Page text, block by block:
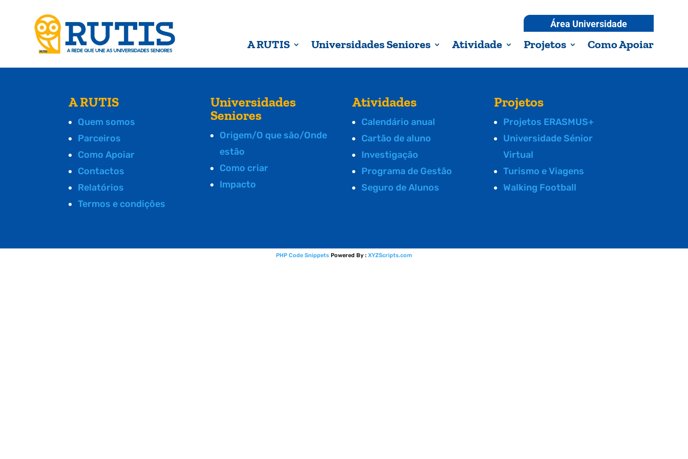
Área Universidade
A RUTIS Universidades Seniores Atividade Projetos Como Apoiar
A RUTIS
Quem somos
Parceiros
Como Apoiar
Contactos
Relatórios
Termos e condições
Universidades
Seniores
Origem/O que são/Onde
estão
Como criar
Impacto
Atividades
Calendário anual
Cartão de aluno
Investigação
Programa de Gestão
Seguro de Alunos
Projetos
Projetos ERASMUS+
Universidade Sénior
Virtual
Turismo e Viagens
Walking Football
PHP Code Snippets Powered By : XYZScripts.com